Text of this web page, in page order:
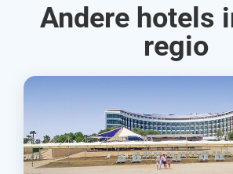
Andere hotels
regio